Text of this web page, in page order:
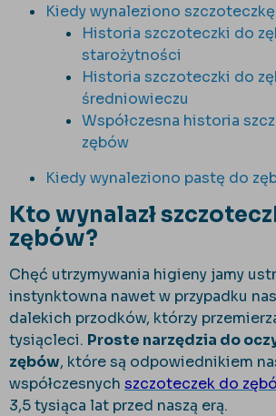
Kiedy wynaleziono
Historia szczoteczki do
starożytności
Historia szczoteczki do
średniowieczu
Współczesna historia
zębów
Kiedy wynaleziono pastę do
Kto wynalazł
zębów?
Chęć utrzymywania higieny jamy
instynktowna nawet w przypadku
dalekich przodków, którzy
tysiącleci. Proste narzędzia do
zębów, które są odpowiednikiem
współczesnych szczoteczek do
3,5 tysiąca lat przed naszą erą.